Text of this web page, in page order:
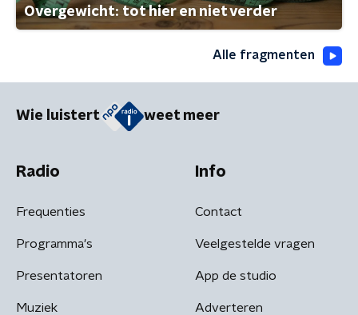
Overgewicht: tot hier en niet verder
Alle fragmenten
Wie luistert weet meer
Radio
Frequenties
Programma's
Presentatoren
Muziek
Info
Contact
Veelgestelde vragen
App de studio
Adverteren